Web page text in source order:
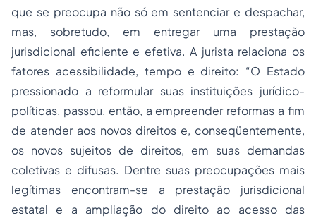
que se preocupa não só em sentenciar e despachar,
mas, sobretudo, em entregar uma prestação
jurisdicional eficiente e efetiva. A jurista relaciona os
fatores acessibilidade, tempo e direito: “O Estado
pressionado a reformular suas instituições jurídico-
políticas, passou, então, a empreender reformas a fim
de atender aos novos direitos e, conseqüentemente,
os novos sujeitos de direitos, em suas demandas
coletivas e difusas. Dentre suas preocupações mais
legítimas encontram-se a prestação jurisdicional
estatal e a ampliação do direito ao acesso das